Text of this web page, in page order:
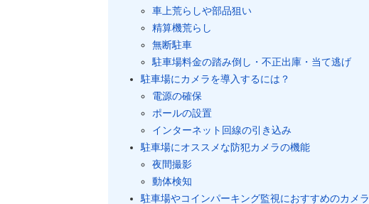
車上荒らしや部品狙い
精算機荒らし
無断駐車
駐車場料金の踏み倒し・不正出庫・当て逃げ
駐車場にカメラを導入するには？
電源の確保
ポールの設置
インターネット回線の引き込み
駐車場にオススメな防犯カメラの機能
夜間撮影
動体検知
駐車場やコインパーキング監視におすすめのカメラ